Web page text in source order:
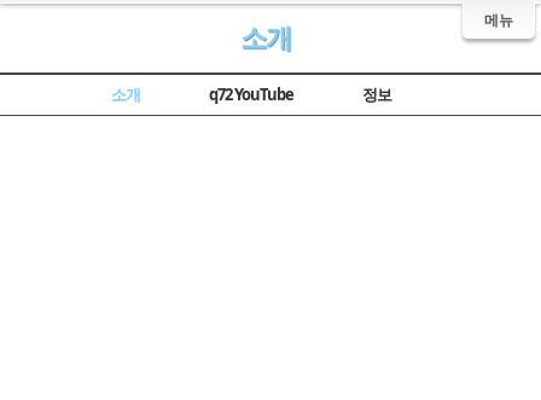
메뉴
소개
소개 q72 YouTube 정보